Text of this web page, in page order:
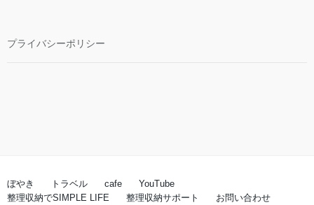
プライバシーポリシー
ぼやき トラベル cafe
YouTube
整理収納でSIMPLE LIFE
整理収納サポート お問い合わせ